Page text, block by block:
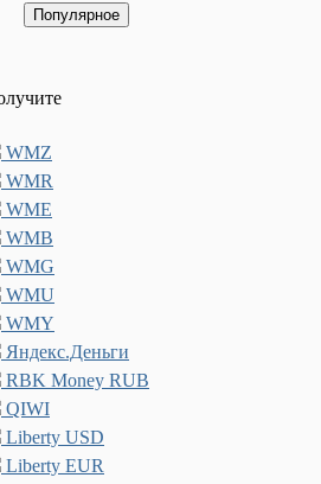
WMZ
WMR
WME
WMB
WMG
WMU
WMY
Яндекс.Деньги
RBK Money RUB
QIWI
Liberty USD
Liberty EUR